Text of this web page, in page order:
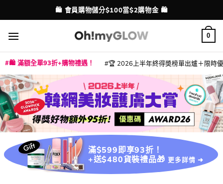
to
content
配送港澳
🛍️ 會員購物儲分$100當$2購物金 🛍️
0
🛍️ 滿額全單93折+購物禮遇！ 🏆 2026上半年終得奬榜單出爐＋限時
滿$599即享93折！
+送$480貨裝禮品🎁 更多詳情 ➜